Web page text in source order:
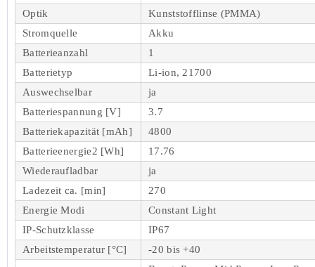
Optik
Kunststofflinse (PMMA)
Stromquelle
Akku
Batterieanzahl
1
Batterietyp
Li-ion, 21700
Auswechselbar
ja
Batteriespannung [V]
3.7
Batteriekapazität [mAh]
4800
Batterieenergie2 [Wh]
17.76
Wiederaufladbar
ja
Ladezeit ca. [min]
270
Energie Modi
Constant Light
IP-Schutzklasse
IP67
Arbeitstemperatur [°C]
-20 bis +40